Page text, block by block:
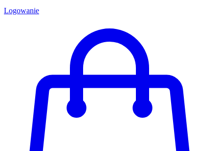
Logowanie